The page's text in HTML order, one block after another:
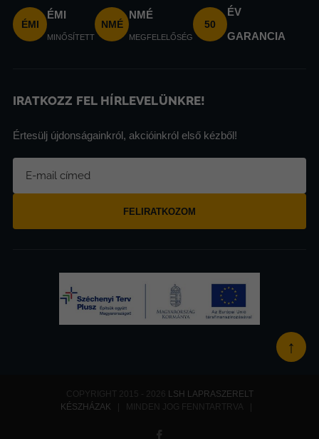
ÉMI
ÉMI
MINŐSÍTETT
NMÉ
NMÉ
MEGFELELŐSÉG
50
ÉV
GARANCIA
IRATKOZZ FEL HÍRLEVELÜNKRE!
Értesülj újdonságainkról, akcióinkról első kézből!
FELIRATKOZOM
↑
COPYRIGHT 2015 - 2026 LSH LAPRASZERELT
KÉSZHÁZAK | MINDEN JOG FENNTARTRVA |